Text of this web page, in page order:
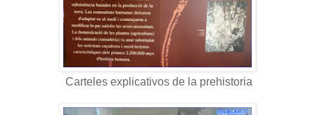
Carteles explicativos de la prehistoria